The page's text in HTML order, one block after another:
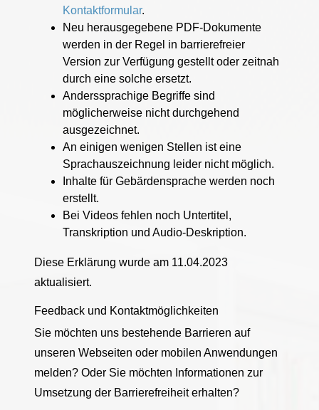
Kontaktformular.
Neu herausgegebene PDF-Dokumente
werden in der Regel in barrierefreier
Version zur Verfügung gestellt oder zeitnah
durch eine solche ersetzt.
Anderssprachige Begriffe sind
möglicherweise nicht durchgehend
ausgezeichnet.
An einigen wenigen Stellen ist eine
Sprachauszeichnung leider nicht möglich.
Inhalte für Gebärdensprache werden noch
erstellt.
Bei Videos fehlen noch Untertitel,
Transkription und Audio-Deskription.
Diese Erklärung wurde am 11.04.2023
aktualisiert.
Feedback und Kontaktmöglichkeiten
Sie möchten uns bestehende Barrieren auf
unseren Webseiten oder mobilen Anwendungen
melden? Oder Sie möchten Informationen zur
Umsetzung der Barrierefreiheit erhalten?